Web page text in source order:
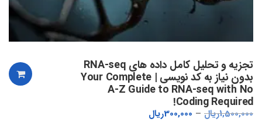
تجزیه و تحلیل کامل داده های RNA-seq
بدون نیاز به کد نویسی | Your Complete
A-Z Guide to RNA-seq with No
Coding Required!
1,500,000ریال 300,000ریال